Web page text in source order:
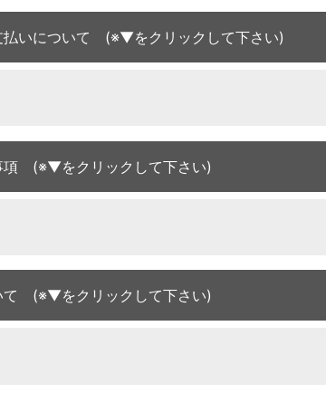
払いについて (※▼をクリックして下さい)
項 (※▼をクリックして下さい)
て (※▼をクリックして下さい)